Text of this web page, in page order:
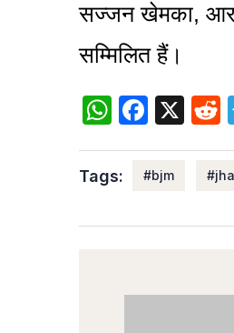
सज्जन खेमका, आर
सम्मिलित हैं।
X
Tags: #bjm